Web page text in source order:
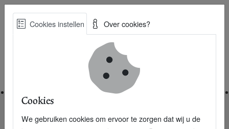
Skip
Best Practices voor een duurzame toekomst
Nieuwsarchief
Cookies instellen Over cookies?
Cookies
We gebruiken cookies om ervoor te zorgen dat wij u de